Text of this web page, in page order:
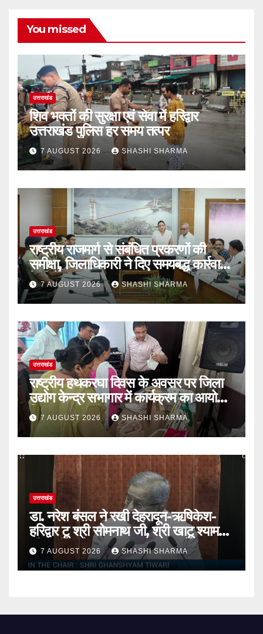
You missed
उत्तराखंड
शिव भक्तों की सुरक्षा एवं सेवा में हरिद्वार
उत्तराखंड पुलिस हर समय तत्पर
7 AUGUST 2026 SHASHI SHARMA
उत्तराखंड
राष्ट्रीय राजमार्ग से संबंधित प्रकरणों की
समीक्षा, जिलाधिकारी ने दिए समयबद्ध कार्रवाई
के निर्देश
7 AUGUST 2026 SHASHI SHARMA
उत्तराखंड
राष्ट्रीय हथकरघा दिवस के अवसर पर जिला
उद्योग केन्द्र सभागार में कार्यक्रम का आयोजन
किया7 AUGUST 2026 SHASHI SHARMA
उत्तराखंड
डा. नरेश बंसल ने रखी देहरादून-ऋषिकेश-
हरिद्वार टू श्री सोमनाथ जी, श्री खाटू श्याम
जी, श्री अयोध्याधाम एवं राजस्थान के अन्य
शहरो तक स्पेशल ट्रेन व सामान्य ट्रेन चलाने
कि मांग
7 AUGUST 2026 SHASHI SHARMA